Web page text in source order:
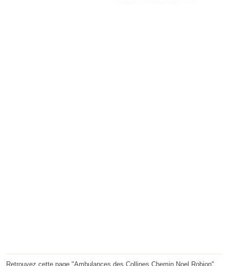
Retrouvez cette page "Ambulances des Collines Chemin Noel Robion"